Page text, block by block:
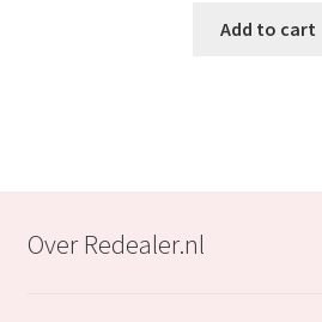
was:
Add to cart
Over Redealer.nl